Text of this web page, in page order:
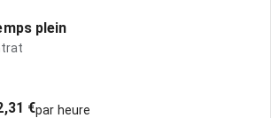
plein
€par heure